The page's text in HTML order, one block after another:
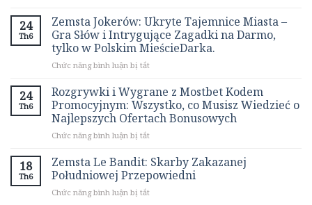
Nowegry24:
Odkrywanie
Nieskończonych
Możliwości
w
Czarów
Łowów
24
Th6
Zemsta Jokerów: Ukryte Tajemnice Miasta –
Gra Słów i Intrygujące Zagadki na Darmo,
tylko w Polskim MieścieDarka.
Chức năng bình luận bị tắtở
Jokerów:
Ukryte
Tajemnice
Miasta
–
Słów
Intrygujące
Zagadki
24
Th6
Rozgrywki i Wygrane z Mostbet Kodem
Promocyjnym: Wszystko, co Musisz Wiedzieć o
Najlepszych Ofertach Bonusowych
Chức năng bình luận bị tắtở
Wygrane
z
Mostbet
18
Th6
Zemsta Le Bandit: Skarby Zakazanej
Południowej Przepowiedni
Chức năng bình luận bị tắtở